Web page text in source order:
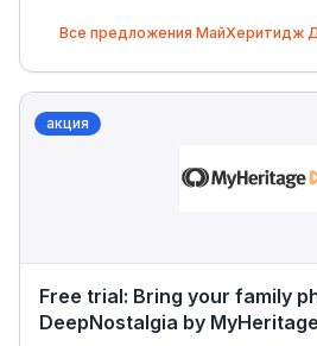
Все предложения МайХеритидж
акция
Free trial: Bring your family
DeepNostalgia by